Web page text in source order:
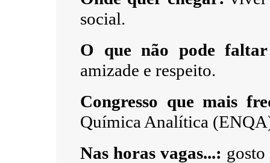
social.
O que não pode
amizade e respeito.
Congresso que mais
Química Analítica
Nas horas vagas...: